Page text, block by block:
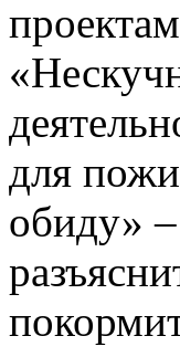
для
обиду»